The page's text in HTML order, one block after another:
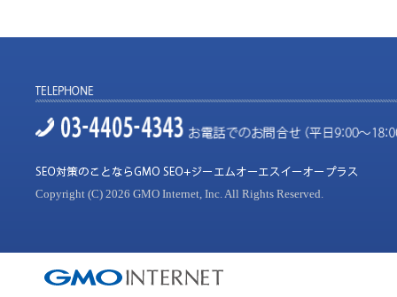
Copyright (C) 2026 GMO Internet, Inc. All Rights Reserved.